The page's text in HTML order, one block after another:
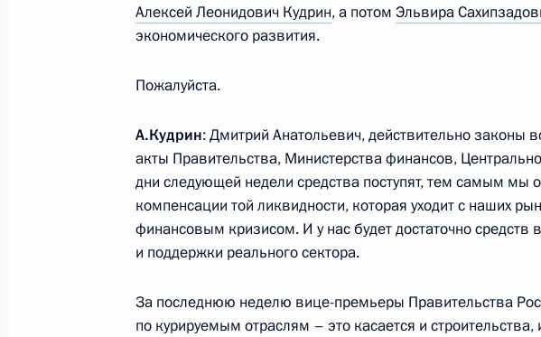
20 октября 2008 года, понедельник
фонда по восстановлению Воскресенского Ново-
20 октября 2008 года, 14:45 Москва, Кремль
17 октября 2008 года, пятница
Рабочая встреча с Заместителем Председателя
17 октября 2008 года, 14:30 Московская область, Горки
Алексей Леонидович Кудрин, а потом Эльвира
экономического развития.
Пожалуйста.
А.Кудрин: Дмитрий Анатольевич, действительно законы
акты Правительства, Министерства финансов,
дни следующей недели средства поступят, тем самым мы
компенсации той ликвидности, которая уходит с наших
финансовым кризисом. И у нас будет достаточно средств
и поддержки реального сектора.
За последнюю неделю вице-премьеры Правительства
по курируемым отраслям – это касается и строительства,